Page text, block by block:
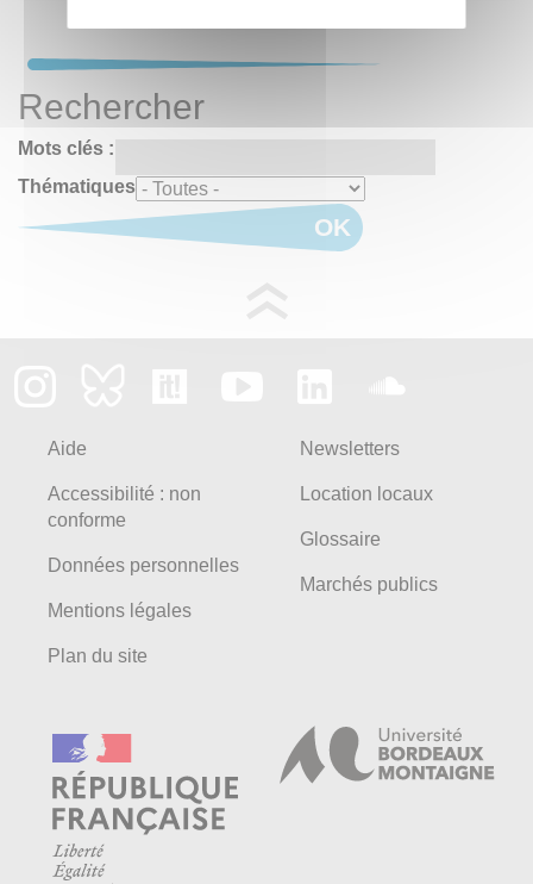
Rechercher
Mots clés :
Thématiques
OK
Aide
Accessibilité : non
conforme
Données personnelles
Mentions légales
Plan du site
Newsletters
Location locaux
Glossaire
Marchés publics